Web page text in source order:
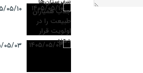
۱۴۰۵/
۱۴۰۵/